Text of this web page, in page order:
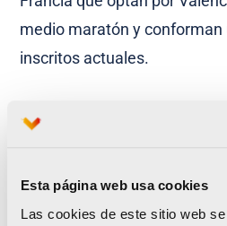
Esta página web usa cookies
Las cookies de este sitio web
medio maratón y conforman
inscritos actuales.
El Maratón Valencia
poco más de un día los